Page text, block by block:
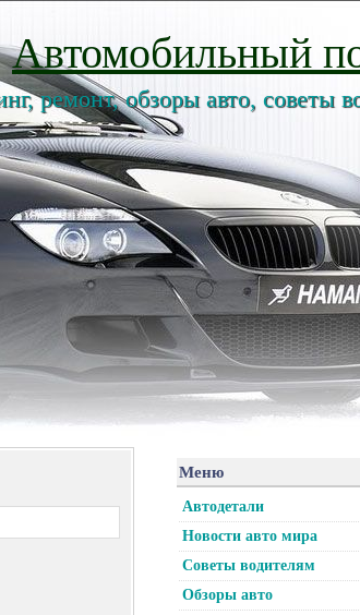
Автомобильный
ремонт, обзоры авто, советы
Меню
Автодетали
Новости авто мира
Советы водителям
Обзоры авто